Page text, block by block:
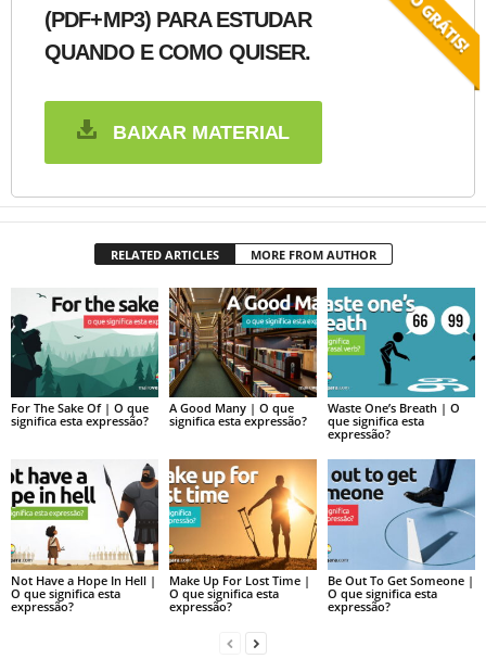
(PDF+MP3) PARA ESTUDAR
QUANDO E COMO QUISER.
BAIXAR MATERIAL
RELATED ARTICLES MORE FROM AUTHOR
For The Sake Of | O que
significa esta expressão?
A Good Many | O que
significa esta expressão?
Waste One’s Breath | O
que significa esta
expressão?
Not Have a Hope In Hell |
O que significa esta
expressão?
Make Up For Lost Time |
O que significa esta
expressão?
Be Out To Get Someone |
O que significa esta
expressão?